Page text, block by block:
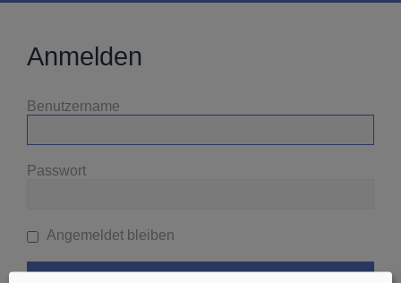
Anmelden
Benutzername
Passwort
Angemeldet bleiben